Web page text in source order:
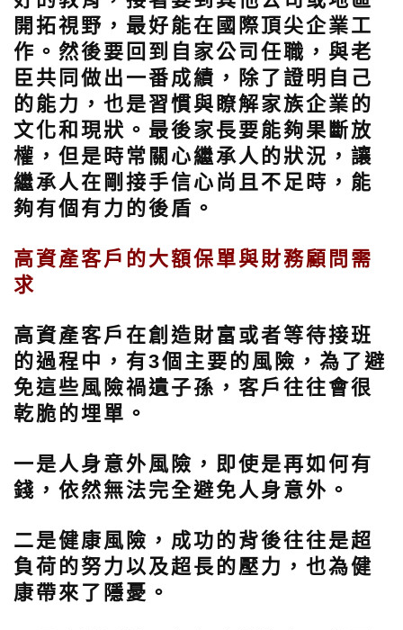
開拓視野，最好能在國際頂尖企業工
作。然後要回到自家公司任職，與老
臣共同做出一番成績，除了證明自己
的能力，也是習慣與瞭解家族企業的
文化和現狀。最後家長要能夠果斷放
權，但是時常關心繼承人的狀況，讓
繼承人在剛接手信心尚且不足時，能
夠有個有力的後盾。
高資產客戶的大額保單與財務顧問需
求
高資產客戶在創造財富或者等待接班
的過程中，有3個主要的風險，為了避
免這些風險禍遺子孫，客戶往往會很
乾脆的埋單。
一是人身意外風險， 即使是再如何有
錢，依然無法完全避免人身意外。
二是健康風險， 成功的背後往往是超
負荷的努力以及超長的壓力，也為健
康帶來了隱憂。